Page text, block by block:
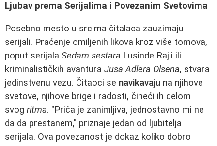
Ljubav prema Serijalima i Povezanim Svetovima
Posebno mesto u srcima čitalaca zauzimaju
serijali. Praćenje omiljenih likova kroz više tomova,
poput serijala Sedam sestara Lusinde Rajli ili
kriminalističkih avantura Jusa Adlera Olsena, stvara
jedinstvenu vezu. Čitaoci se navikavaju na njihove
svetove, njihove brige i radosti, čineći ih delom
svog ritma. "Priča je zanimljiva, jednostavno mi ne
da da prestanem," priznaje jedan od ljubitelja
serijala. Ova povezanost je dokaz koliko dobro